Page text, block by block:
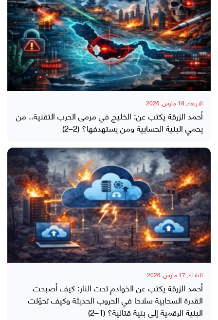
الاربعاء, 18 مارس, 2026
أحمد الزرقة يكتب عن: الخليج في مرمى الحرب التقنية.. من
يحمي البنية الحسابية ومن يستهدفها؟ (2–2)
الثلاثاء, 17 مارس, 2026
أحمد الزرقة يكتب عن الخوادم تحت النار: كيف أصبحت
القدرة السحابية سلاحا في الحروب الحديثة وكيف تحوّلت
البنية الرقمية إلى بنية قتالية؟ (1–2)